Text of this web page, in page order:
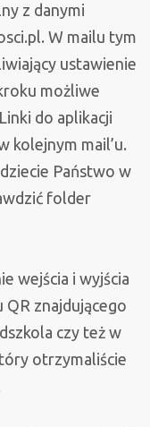
z danymi
W mailu tym
ustawienie
możliwe
do aplikacji
kolejnym mail’u.
Państwo w
folder
wejścia i wyjścia
QR znajdującego
czy też w
otrzymaliście